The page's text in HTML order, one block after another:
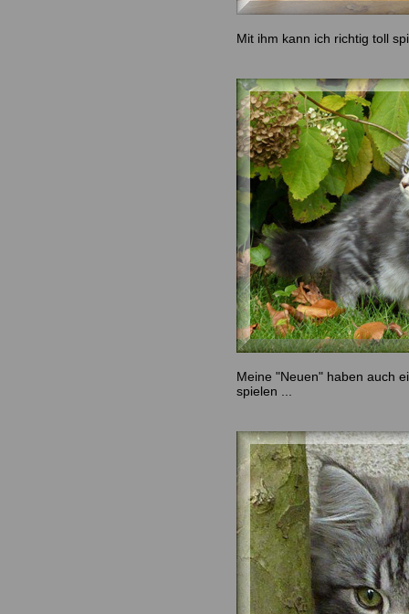
Mit ihm kann ich richtig toll
Meine "Neuen" haben auch
spielen ...